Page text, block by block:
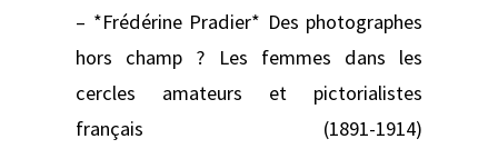
– *Frédérine Pradier* Des photographes
hors champ ? Les femmes dans les
cercles amateurs et pictorialistes
français (1891-1914)